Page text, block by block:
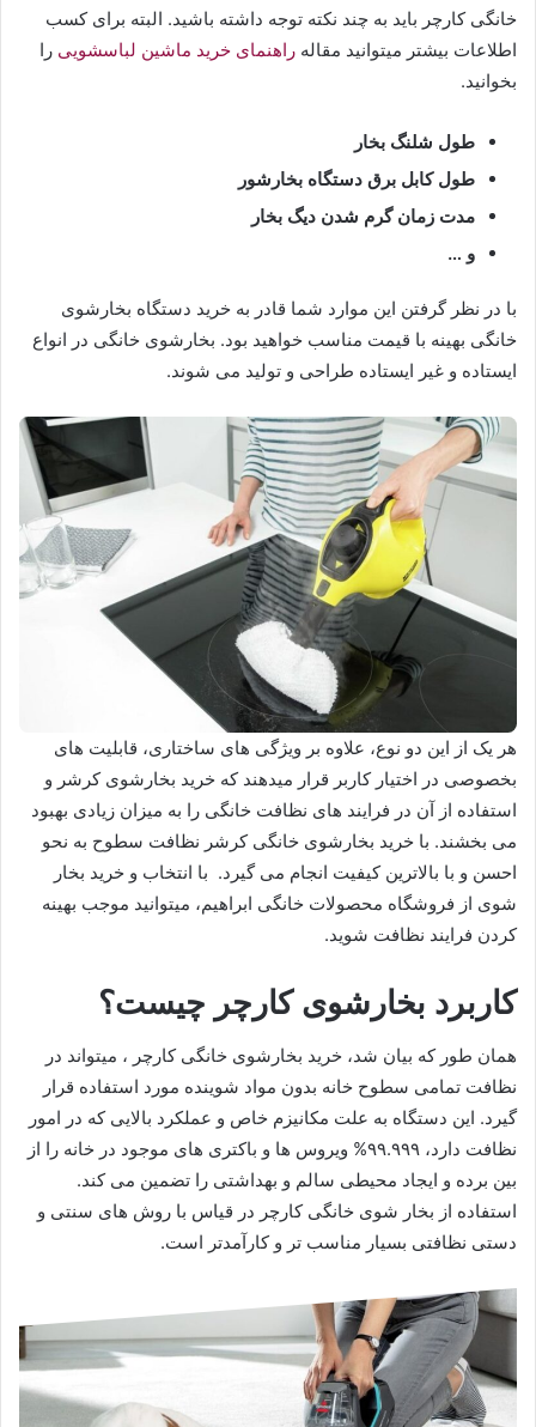
خانگی کارچر باید به چند نکته توجه داشته باشید. البته برای کسب
اطلاعات بیشتر میتوانید مقاله راهنمای خرید ماشین لباسشویی را
بخوانید.
طول شلنگ بخار
طول کابل برق دستگاه بخارشور
مدت زمان گرم شدن دیگ بخار
و …
با در نظر گرفتن این موارد شما قادر به خرید دستگاه بخارشوی
خانگی بهینه با قیمت مناسب خواهید بود. بخارشوی خانگی در انواع
ایستاده و غیر ایستاده طراحی و تولید می شوند.
هر یک از این دو نوع، علاوه بر ویژگی های ساختاری، قابلیت های
بخصوصی در اختیار کاربر قرار میدهند که خرید بخارشوی کرشر و
استفاده از آن در فرایند های نظافت خانگی را به میزان زیادی بهبود
می بخشند. با خرید بخارشوی خانگی کرشر نظافت سطوح به نحو
احسن و با بالاترین کیفیت انجام می گیرد. با انتخاب و خرید بخار
شوی از فروشگاه محصولات خانگی ابراهیم، میتوانید موجب بهینه
کردن فرایند نظافت شوید.
کاربرد بخارشوی کارچر چیست؟
همان طور که بیان شد، خرید بخارشوی خانگی کارچر ، میتواند در
نظافت تمامی سطوح خانه بدون مواد شوینده مورد استفاده قرار
گیرد. این دستگاه به علت مکانیزم خاص و عملکرد بالایی که در امور
نظافت دارد، ۹۹.۹۹۹% ویروس ها و باکتری های موجود در خانه را از
بین برده و ایجاد محیطی سالم و بهداشتی را تضمین می کند.
استفاده از بخار شوی خانگی کارچر در قیاس با روش های سنتی و
دستی نظافتی بسیار مناسب تر و کارآمدتر است.